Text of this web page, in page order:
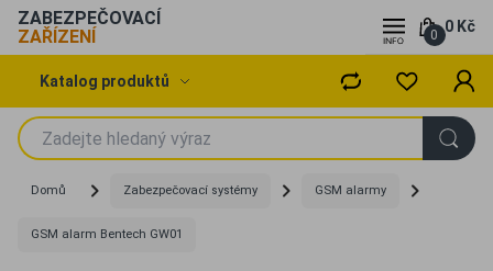
0 Kč
0
ZABEZPEČOVACÍ
ZAŘÍZENÍ
Katalog produktů
Domů Zabezpečovací systémy GSM alarmy
GSM alarm Bentech GW01